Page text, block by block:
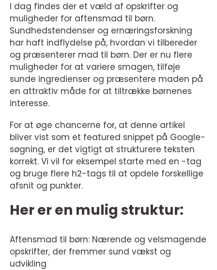
I dag findes der et væld af opskrifter og
muligheder for aftensmad til børn.
Sundhedstendenser og ernæringsforskning
har haft indflydelse på, hvordan vi tilbereder
og præsenterer mad til børn. Der er nu flere
muligheder for at variere smagen, tilføje
sunde ingredienser og præsentere maden på
en attraktiv måde for at tiltrække børnenes
interesse.
For at øge chancerne for, at denne artikel
bliver vist som et featured snippet på Google-
søgning, er det vigtigt at strukturere teksten
korrekt. Vi vil for eksempel starte med en -tag
og bruge flere h2-tags til at opdele forskellige
afsnit og punkter.
Her er en mulig struktur:
Aftensmad til børn: Nærende og velsmagende
opskrifter, der fremmer sund vækst og
udvikling